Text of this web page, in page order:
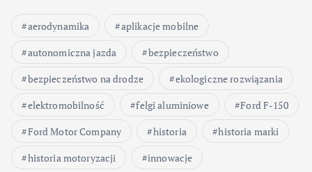
w
a
n
i
e
aerodynamika
aplikacje mobilne
autonomiczna jazda
bezpieczeństwo
bezpieczeństwo na drodze
ekologiczne rozwiązania
elektromobilność
felgi aluminiowe
Ford F-150
Ford Motor Company
historia
historia marki
historia motoryzacji
innowacje